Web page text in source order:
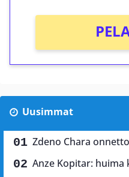
Uusimmat
Zdeno Chara
Anze Kopitar: huima